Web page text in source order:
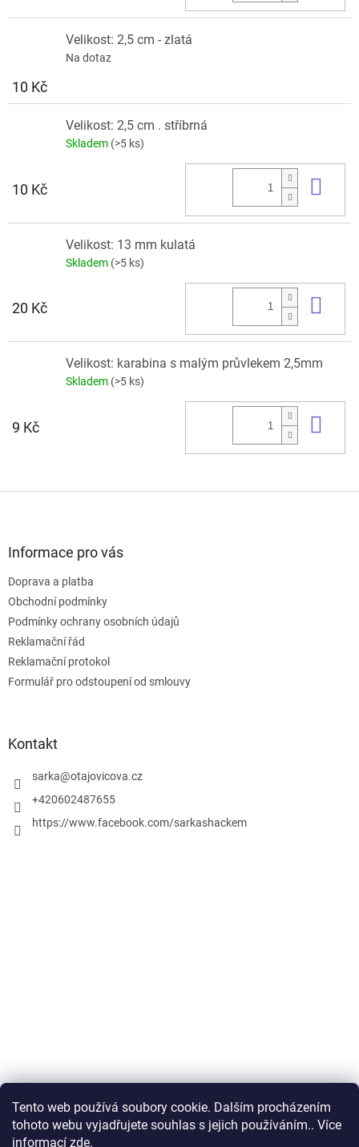
Tento web používá soubory cookie. Dalším procházením
tohoto webu vyjadřujete souhlas s jejich používáním.. Více
informací zde.
Velikost: 2,5 cm - zlatá
Na dotaz
10 Kč
Velikost: 2,5 cm . stříbrná
Skladem (>5 ks)
10 Kč
Velikost: 13 mm kulatá
Skladem (>5 ks)
20 Kč
Velikost: karabina s malým průvlekem 2,5mm
Skladem (>5 ks)
9 Kč
Informace pro vás
Doprava a platba
Obchodní podmínky
Podmínky ochrany osobních údajů
Reklamační řád
Reklamační protokol
Formulář pro odstoupení od smlouvy
Kontakt
sarka@otajovicova.cz
+420602487655
https://www.facebook.com/sarkashackem
Obchodní podmínky